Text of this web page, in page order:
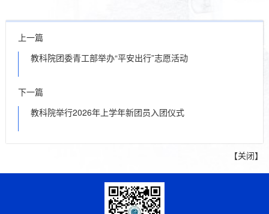
上一篇
教科院团委青工部举办“平安出行”志愿活动
下一篇
教科院举行2026年上学年新团员入团仪式
【关闭】